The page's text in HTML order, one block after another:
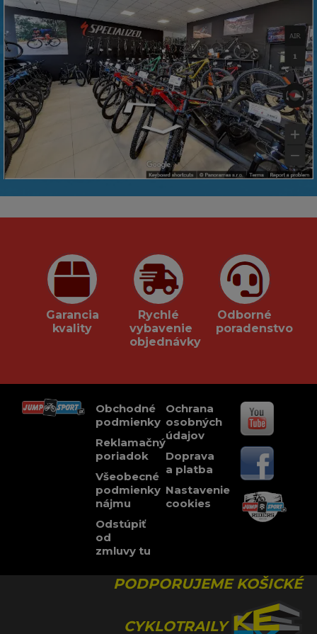
Garancia
kvality
Rychlé
vybavenie
objednávky
Odborné
poradenstvo
Obchodné
podmienky
Reklamačný
poriadok
Všeobecné
podmienky
nájmu
Odstúpiť
od
zmluvy tu
Ochrana
osobných
údajov
Doprava
a platba
Nastavenie
cookies
PODPORUJEME KOŠICKÉ
CYKLOTRAILY